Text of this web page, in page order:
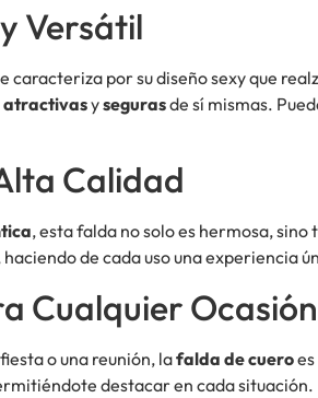
Versátil
caracteriza por su diseño sexy que
atractivasysegurasde sí mismas.
Calidad
, esta falda no solo es hermosa,
de cada uso una experiencia
Cualquier Ocasión
o una reunión, lafalda de cuero
destacar en cada situación.